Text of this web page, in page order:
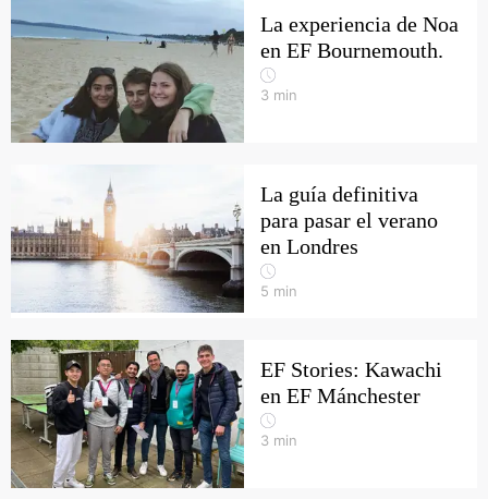
La experiencia de Noa
en EF Bournemouth.
3 min
La guía definitiva
para pasar el verano
en Londres
5 min
EF Stories: Kawachi
en EF Mánchester
3 min